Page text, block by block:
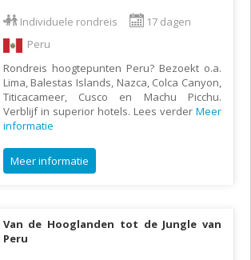
Individuele rondreis
17 dagen
Peru
Rondreis hoogtepunten Peru? Bezoekt o.a.
Lima, Balestas Islands, Nazca, Colca Canyon,
Titicacameer, Cusco en Machu Picchu.
Verblijf in superior hotels. Lees verder Meer
informatie
Meer informatie
Van de Hooglanden tot de Jungle van
Peru